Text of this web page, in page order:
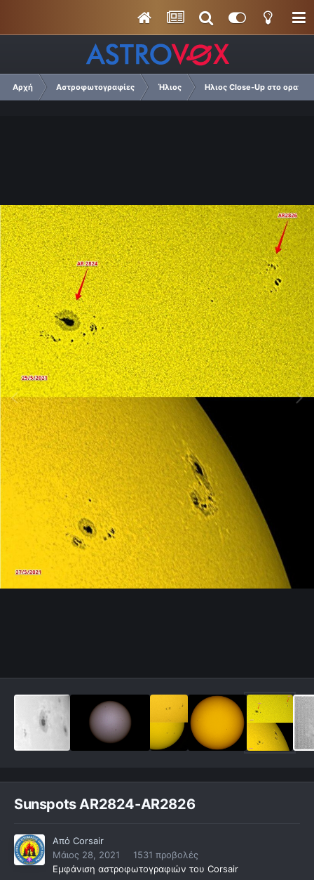
Αρχή Αστροφωτογραφίες Ήλιος Ηλιος Close-Up στο ορατό
Sunspots AR2824-AR2826
Από Corsair
Μάιος 28, 2021
1531 προβολές
Εμφάνιση αστροφωτογραφιών του Corsair